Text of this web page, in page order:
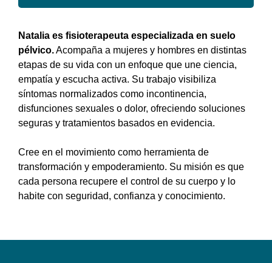
Natalia es fisioterapeuta especializada en suelo
pélvico.Acompaña a mujeres y hombres en distintas
etapas de su vida con un enfoque que une ciencia,
empatía y escucha activa. Su trabajo visibiliza
síntomas normalizados como incontinencia,
disfunciones sexuales o dolor, ofreciendo soluciones
seguras y tratamientos basados en evidencia.
Cree en el movimiento como herramienta de
transformación y empoderamiento. Su misión es que
cada persona recupere el control de su cuerpo y lo
habite con seguridad, confianza y conocimiento.